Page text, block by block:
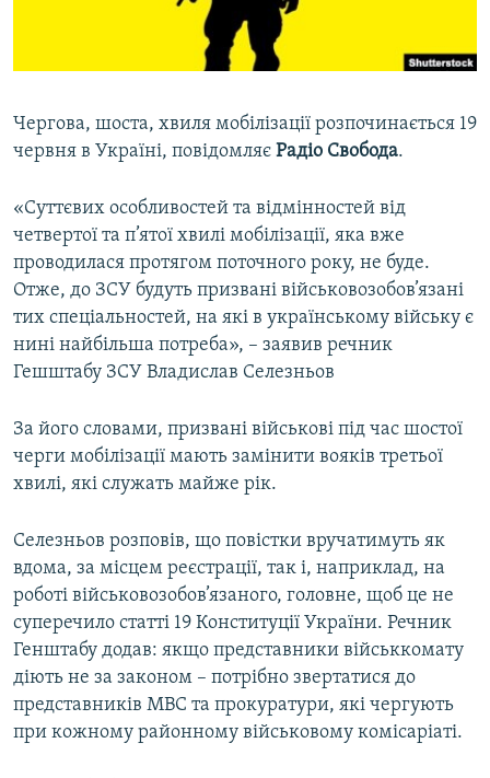
ІНФОГРАФІКА
Qırımtatar
ДОЛУЧАЙСЯ!
Усі сайти RFE/RL
Чергова, шоста, хвиля мобілізації розпочинається 19
червня в Україні, повідомляє Радіо Свобода.
«Суттєвих особливостей та відмінностей від
четвертої та п’ятої хвилі мобілізації, яка вже
проводилася протягом поточного року, не буде.
Отже, до ЗСУ будуть призвані військовозобов’язані
тих спеціальностей, на які в українському війську є
нині найбільша потреба», – заявив речник
Гешштабу ЗСУ Владислав Селезньов
За його словами, призвані військові під час шостої
черги мобілізації мають замінити вояків третьої
хвилі, які служать майже рік.
Селезньов розповів, що повістки вручатимуть як
вдома, за місцем реєстрації, так і, наприклад, на
роботі військовозобов’язаного, головне, щоб це не
суперечило статті 19 Конституції України. Речник
Генштабу додав: якщо представники військкомату
діють не за законом – потрібно звертатися до
представників МВС та прокуратури, які чергують
при кожному районному військовому комісаріаті.